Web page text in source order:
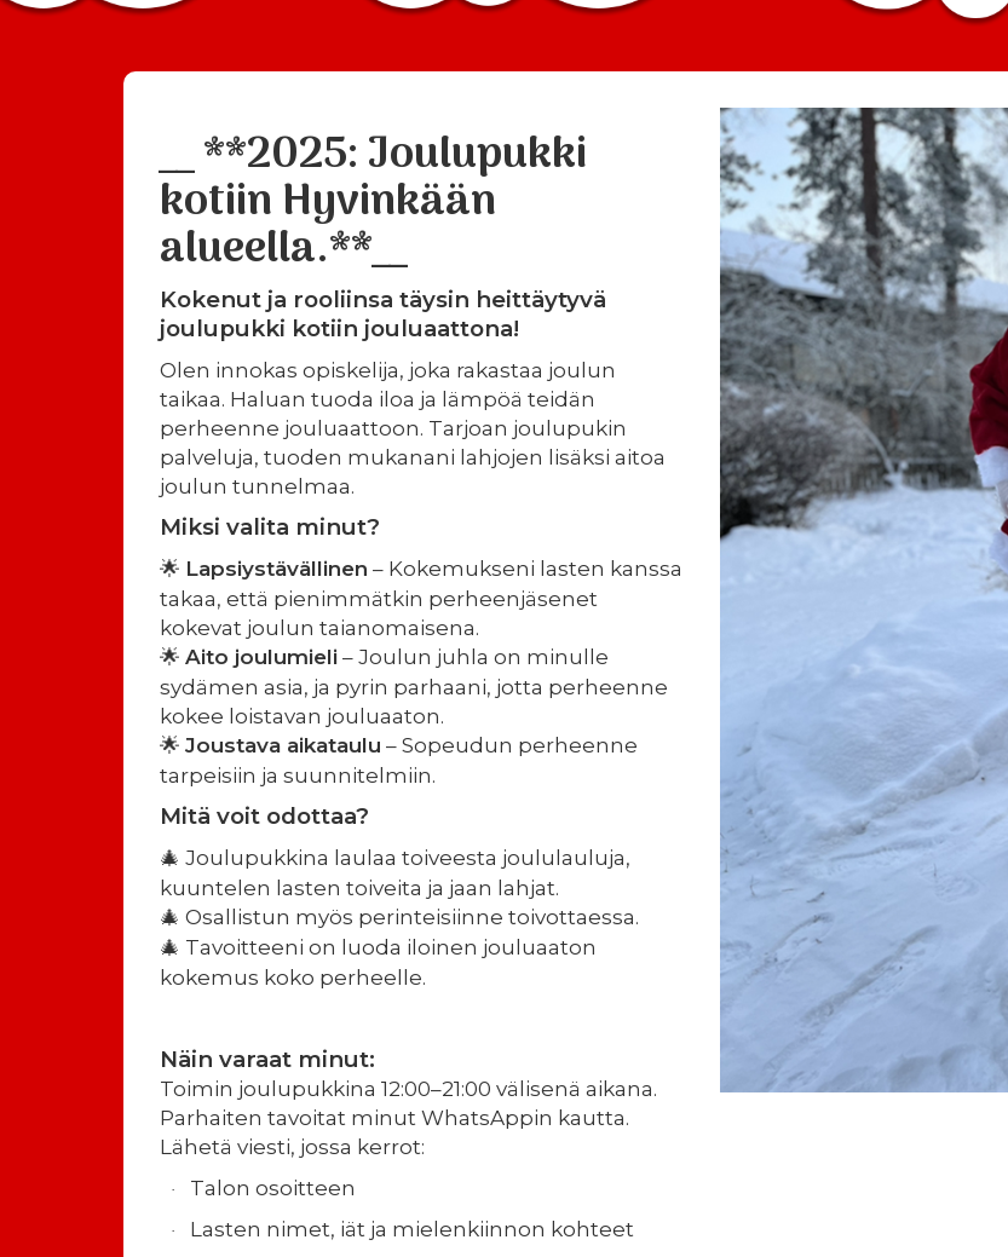
__ **2025: Joulupukki
kotiin Hyvinkään
alueella.**__
Kokenut ja rooliinsa täysin heittäytyvä
joulupukki kotiin jouluaattona!
Olen innokas opiskelija, joka rakastaa joulun
taikaa. Haluan tuoda iloa ja lämpöä teidän
perheenne jouluaattoon. Tarjoan joulupukin
palveluja, tuoden mukanani lahjojen lisäksi aitoa
joulun tunnelmaa.
Miksi valita minut?
🌟 Lapsiystävällinen – Kokemukseni lasten kanssa
takaa, että pienimmätkin perheenjäsenet
kokevat joulun taianomaisena.
🌟 Aito joulumieli – Joulun juhla on minulle
sydämen asia, ja pyrin parhaani, jotta perheenne
kokee loistavan jouluaaton.
🌟 Joustava aikataulu – Sopeudun perheenne
tarpeisiin ja suunnitelmiin.
Mitä voit odottaa?
🎄 Joulupukkina laulaa toiveesta joululauluja,
kuuntelen lasten toiveita ja jaan lahjat.
🎄 Osallistun myös perinteisiinne toivottaessa.
🎄 Tavoitteeni on luoda iloinen jouluaaton
kokemus koko perheelle.
Näin varaat minut:
Toimin joulupukkina 12:00–21:00 välisenä aikana.
Parhaiten tavoitat minut WhatsAppin kautta.
Lähetä viesti, jossa kerrot:
· Talon osoitteen
· Lasten nimet, iät ja mielenkiinnon kohteet